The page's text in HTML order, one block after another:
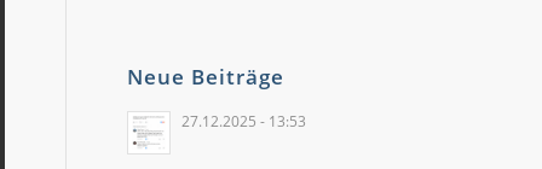
Neue Beiträge
27.12.2025 - 13:53